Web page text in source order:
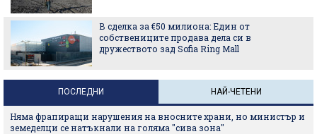
В сделка за €50 милиона: Един от
собствениците продава дела си в
дружеството зад Sofia Ring Mall
ПОСЛЕДНИ НАЙ-ЧЕТЕНИ
Няма фрапиращи нарушения на вносните храни, но министър и
земеделци се натъкнали на голяма "сива зона"